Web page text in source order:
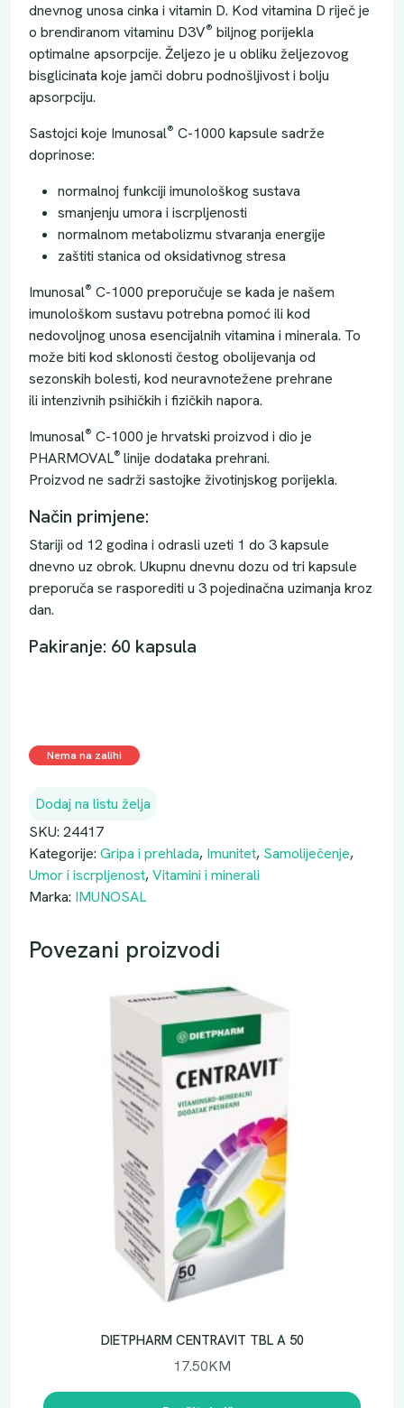
dnevnog unosa cinka i vitamin D. Kod vitamina D riječ je
o brendiranom vitaminu D3V® biljnog porijekla
optimalne apsorpcije. Željezo je u obliku željezovog
bisglicinata koje jamči dobru podnošljivost i bolju
apsorpciju.
Sastojci koje Imunosal® C-1000 kapsule sadrže
doprinose:
normalnoj funkciji imunološkog sustava
smanjenju umora i iscrpljenosti
normalnom metabolizmu stvaranja energije
zaštiti stanica od oksidativnog stresa
Imunosal® C-1000 preporučuje se kada je našem
imunološkom sustavu potrebna pomoć ili kod
nedovoljnog unosa esencijalnih vitamina i minerala. To
može biti kod sklonosti čestog obolijevanja od
sezonskih bolesti, kod neuravnotežene prehrane
ili intenzivnih psihičkih i fizičkih napora.
Imunosal® C-1000 je hrvatski proizvod i dio je
PHARMOVAL® linije dodataka prehrani.
Proizvod ne sadrži sastojke životinjskog porijekla.
Način primjene:
Stariji od 12 godina i odrasli uzeti 1 do 3 kapsule
dnevno uz obrok. Ukupnu dnevnu dozu od tri kapsule
preporuča se rasporediti u 3 pojedinačna uzimanja kroz
dan.
Pakiranje: 60 kapsula
Nema na zalihi
Dodaj na listu želja
SKU: 24417
Kategorije: Gripa i prehlada, Imunitet, Samoliječenje,
Umor i iscrpljenost,Vitamini i minerali
Marka: IMUNOSAL
Povezani proizvodi
DIETPHARM CENTRAVIT TBL A 50
17.50KM